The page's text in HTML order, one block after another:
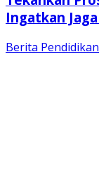
Ingatkan
Berita Pendidikan